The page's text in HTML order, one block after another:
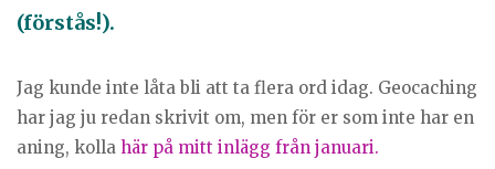
(förstås!).
Jag kunde inte låta bli att ta flera ord idag. Geocaching
har jag ju redan skrivit om, men för er som inte har en
aning, kolla här på mitt inlägg från januari.